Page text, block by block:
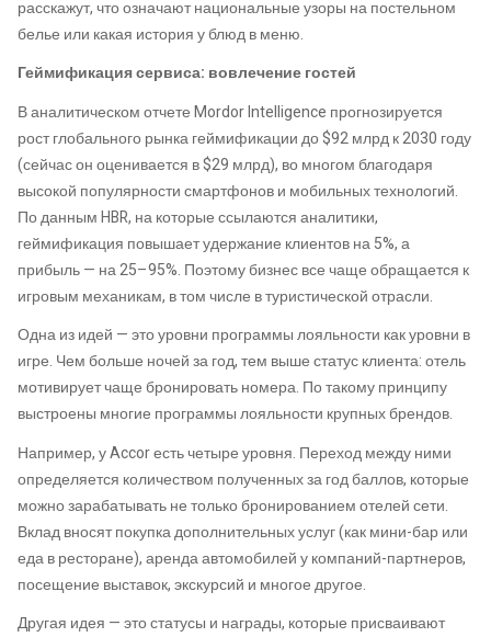
расскажут, что означают национальные узоры на постельном
белье или какая история у блюд в меню.
Геймификация сервиса: вовлечение гостей
В аналитическом отчете Mordor Intelligence прогнозируется
рост глобального рынка геймификации до $92 млрд к 2030 году
(сейчас он оценивается в $29 млрд), во многом благодаря
высокой популярности смартфонов и мобильных технологий.
По данным HBR, на которые ссылаются аналитики,
геймификация повышает удержание клиентов на 5%, а
прибыль — на 25–95%. Поэтому бизнес все чаще обращается к
игровым механикам, в том числе в туристической отрасли.
Одна из идей — это уровни программы лояльности как уровни в
игре. Чем больше ночей за год, тем выше статус клиента: отель
мотивирует чаще бронировать номера. По такому принципу
выстроены многие программы лояльности крупных брендов.
Например, у Accor есть четыре уровня. Переход между ними
определяется количеством полученных за год баллов, которые
можно зарабатывать не только бронированием отелей сети.
Вклад вносят покупка дополнительных услуг (как мини-бар или
еда в ресторане), аренда автомобилей у компаний-партнеров,
посещение выставок, экскурсий и многое другое.
Другая идея — это статусы и награды, которые присваивают